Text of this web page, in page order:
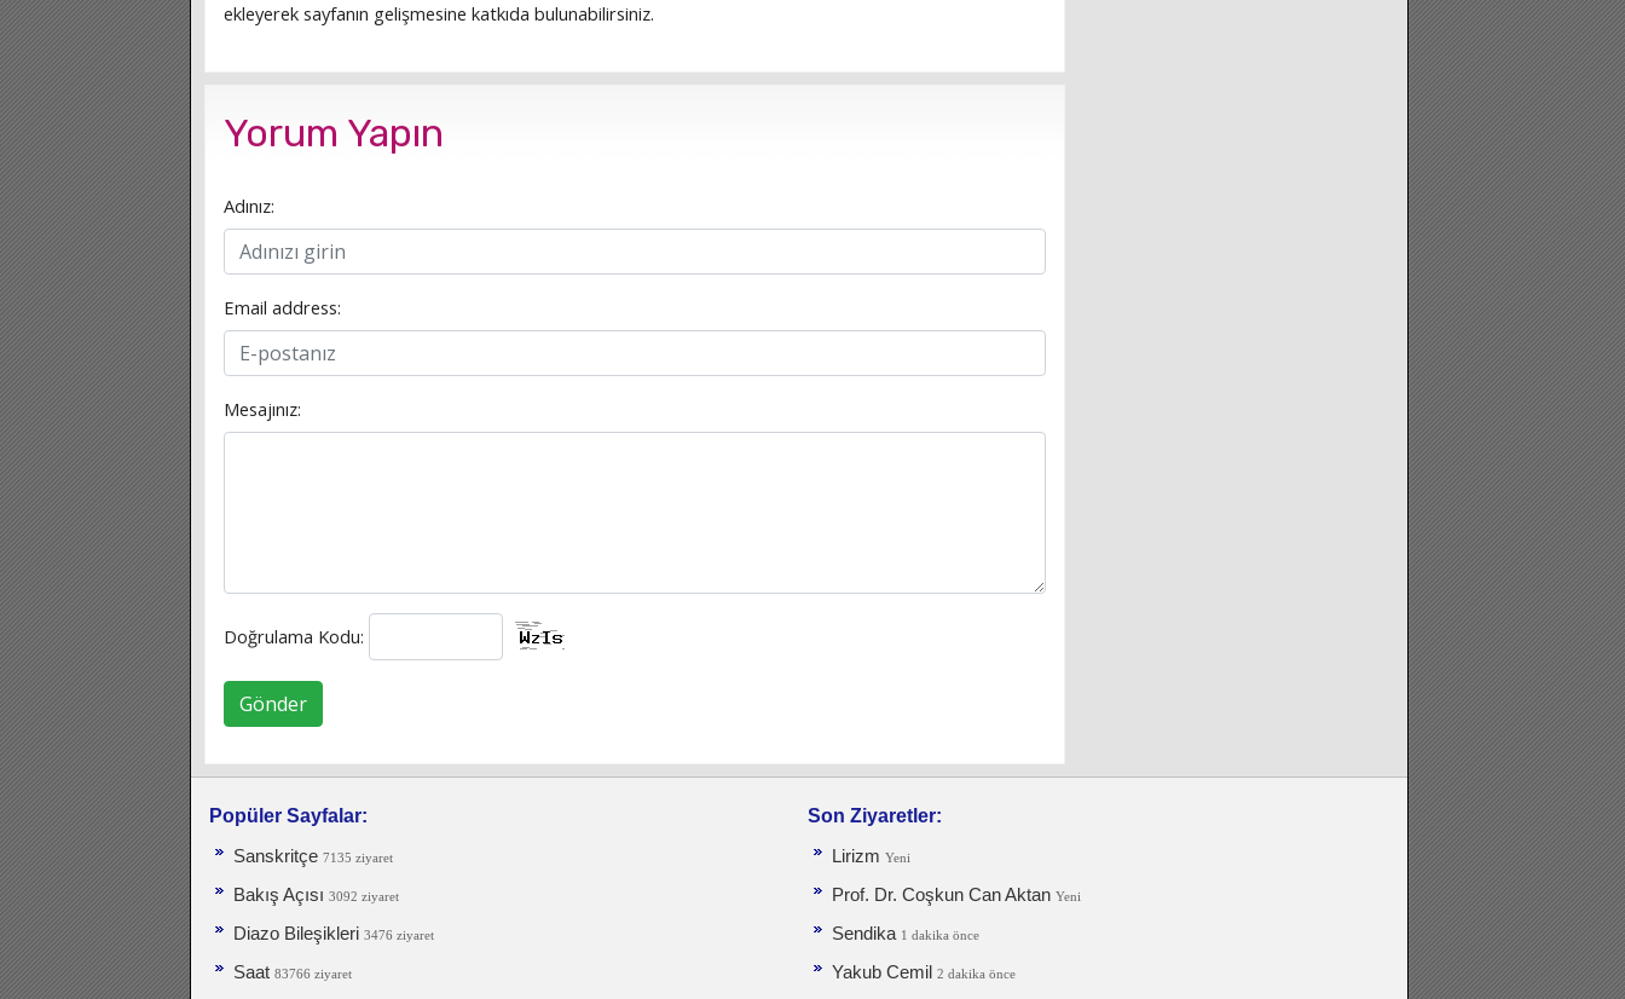
ekleyerek sayfanın gelişmesine katkıda bulunabilirsiniz.
Yorum Yapın
Adınız:
Email address:
Mesajınız:
Doğrulama Kodu:
Gönder
Popüler Sayfalar:
Sanskritçe 7135 ziyaret
Bakış Açısı 3092 ziyaret
Diazo Bileşikleri 3476 ziyaret
Saat 83766 ziyaret
Son Ziyaretler:
Lirizm Yeni
Prof. Dr. Coşkun Can Aktan Yeni
Sendika 1 dakika önce
Yakub Cemil 2 dakika önce